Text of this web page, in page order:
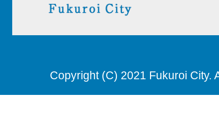
Copyright (C) 2021 Fukuroi City.